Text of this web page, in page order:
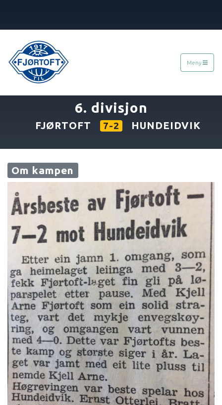
Meny
6. divisjon
FJØRTOFT 7-2 HUNDEIDVIK
Om kampen